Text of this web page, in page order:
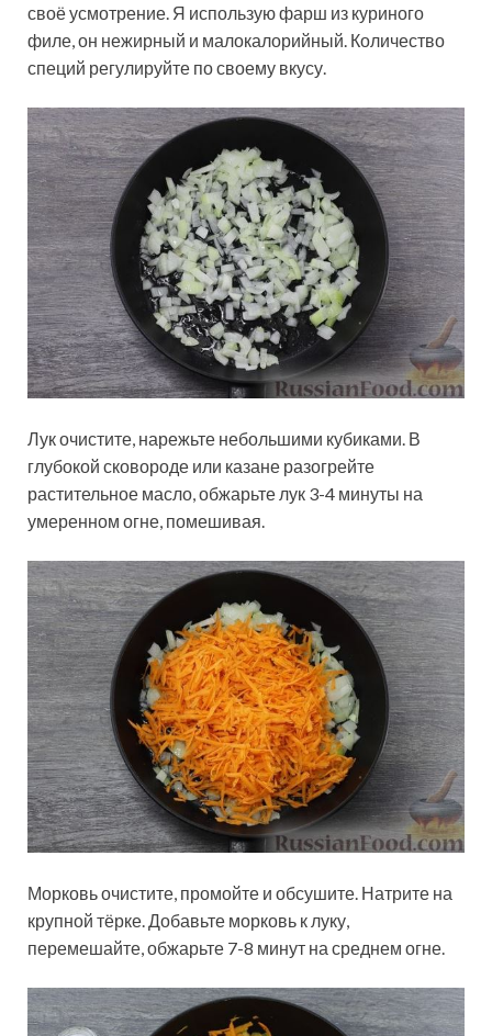
своё усмотрение. Я использую фарш из куриного
филе, он нежирный и малокалорийный. Количество
специй регулируйте по своему вкусу.
Лук очистите, нарежьте небольшими кубиками. В
глубокой сковороде или казане разогрейте
растительное масло, обжарьте лук 3-4 минуты на
умеренном огне, помешивая.
Морковь очистите, промойте и обсушите. Натрите на
крупной тёрке. Добавьте морковь к луку,
перемешайте, обжарьте 7-8 минут на среднем огне.